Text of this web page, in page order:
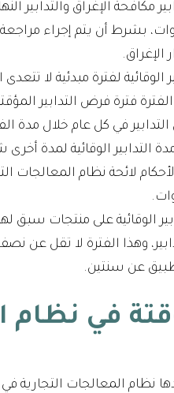
مكافحة الإغراق والتدابير
بشرط أن يتم إجراء مراجعة
الإغراق.
الوقائية لفترة مبدئية لا
فترة فرض التدابير
في كل عام خلال مدة
التدابير الوقائية لمدة
لأحكام لائحة نظام المعالجات
الوقائية على منتجات سبق
وهذا الفترة لا تقل عن نصف
عن سنتين.
في
نظام المعالجات التجارية في